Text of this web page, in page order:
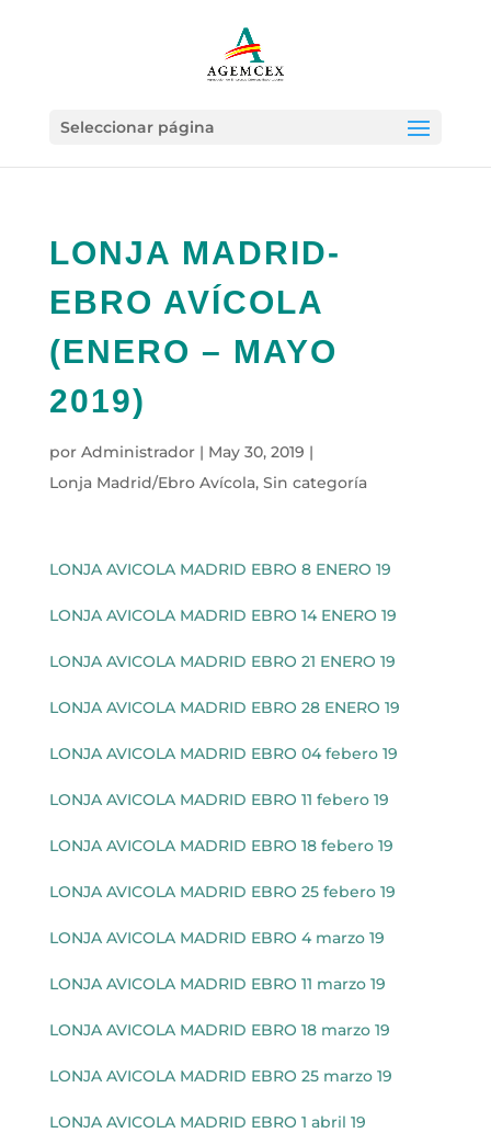
Seleccionar página
LONJA MADRID-
EBRO AVÍCOLA
(ENERO – MAYO
2019)
por Administrador| May 30, 2019 |
Lonja Madrid/Ebro Avícola, Sin categoría
LONJA AVICOLA MADRID EBRO 8 ENERO 19
LONJA AVICOLA MADRID EBRO 14 ENERO 19
LONJA AVICOLA MADRID EBRO 21 ENERO 19
LONJA AVICOLA MADRID EBRO 28 ENERO 19
LONJA AVICOLA MADRID EBRO 04 febero 19
LONJA AVICOLA MADRID EBRO 11 febero 19
LONJA AVICOLA MADRID EBRO 18 febero 19
LONJA AVICOLA MADRID EBRO 25 febero 19
LONJA AVICOLA MADRID EBRO 4 marzo 19
LONJA AVICOLA MADRID EBRO 11 marzo 19
LONJA AVICOLA MADRID EBRO 18 marzo 19
LONJA AVICOLA MADRID EBRO 25 marzo 19
LONJA AVICOLA MADRID EBRO 1 abril 19